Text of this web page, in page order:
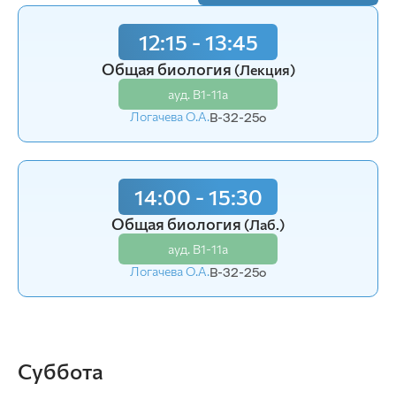
12:15 - 13:45
Общая биология (Лекция)
ауд. В1-11а
Логачева О.А.В-32-25o
14:00 - 15:30
Общая биология (Лаб.)
ауд. В1-11а
Логачева О.А.В-32-25o
12:15 - 13:45
Биология с основами зоологии
ауд. В1-11а
Логачева О.А.В-52-25o
14:00 - 15:30
Биология с основами зоологии
ауд. В1-11а
Логачева О.А.В-52-25o
Суббота